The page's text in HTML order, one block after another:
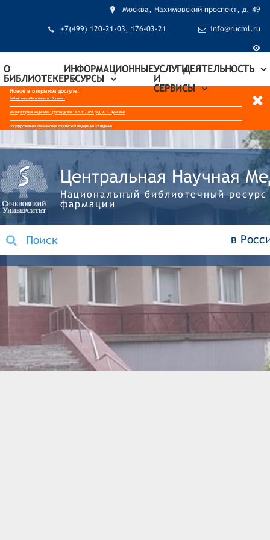
Москва, Нахимовский проспект, д. 49
+7(499) 120-21-03, 176-03-21 info@rucml.ru
О
БИБЛИОТЕКЕ
ИНФОРМАЦИОННЫЕ
РЕСУРСЫ
УСЛУГИ
И
СЕРВИСЫ
ДЕЯТЕЛЬНОСТЬ
Новое в открытом доступе:
Библиотека «Биоэтика» в 10 книгах
Респираторная медицина : руководство : в 5 т. / под ред. А. Г. Чучалина
Государственная фармакопея Российской Федерации XV издание
Центральная Научная
Национальный библиотечный
фармации
в